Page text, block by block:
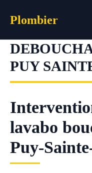
Plombier
PUY
lavabo
Puy-